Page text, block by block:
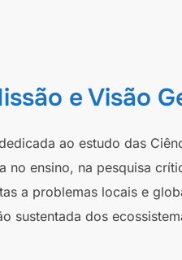
e Visão
ao estudo das
ensino, na pesquisa
a problemas locais e
sustentada dos